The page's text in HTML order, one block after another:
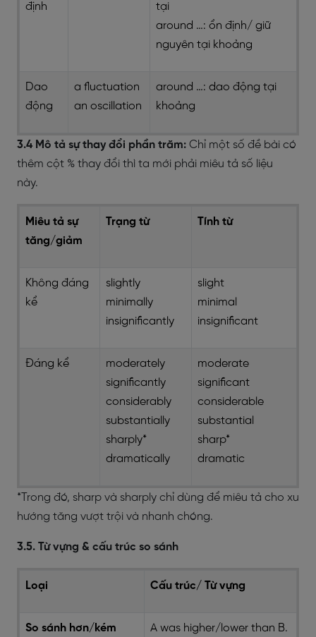
định
tại
around …: ổn định/ giữ
nguyên tại khoảng
Dao
động
a fluctuation
an oscillation
around …: dao động tại
khoảng
3.4 Mô tả sự thay đổi phần trăm: Chỉ một số đề bài có
thêm cột % thay đổi thì ta mới phải miêu tả số liệu
này.
Miêu tả sự
tăng/giảm
Trạng từ Tính từ
Không đáng
kể
slightly
minimally
insignificantly
slight
minimal
insignificant
Đáng kể
moderately
significantly
considerably
substantially
sharply*
dramatically
moderate
significant
considerable
substantial
sharp*
dramatic
*Trong đó, sharp và sharply chỉ dùng để miêu tả cho xu
hướng tăng vượt trội và nhanh chóng.
3.5. Từ vựng & cấu trúc so sánh
Loại Cấu trúc/ Từ vựng
So sánh hơn/kém A was higher/lower than B.